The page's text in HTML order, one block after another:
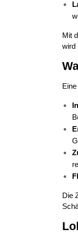
Mit
wird
Die